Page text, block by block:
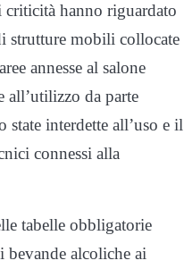
criticità hanno riguardato
strutture mobili collocate
annesse al salone
da parte
state interdette all’uso e il
connessi alla
tabelle obbligatorie
alcoliche ai